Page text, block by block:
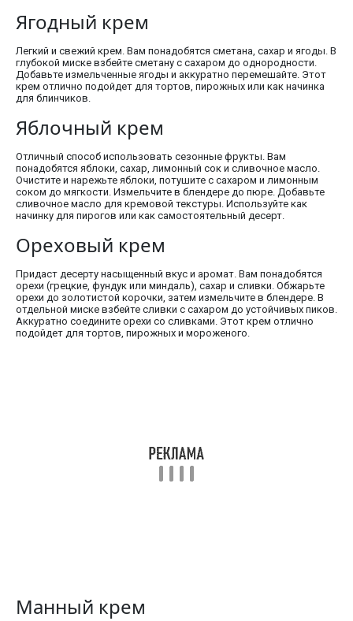
Ягодный крем
Легкий и свежий крем. Вам понадобятся сметана, сахар и ягоды. В
глубокой миске взбейте сметану с сахаром до однородности.
Добавьте измельченные ягоды и аккуратно перемешайте. Этот
крем отлично подойдет для тортов, пирожных или как начинка
для блинчиков.
Яблочный крем
Отличный способ использовать сезонные фрукты. Вам
понадобятся яблоки, сахар, лимонный сок и сливочное масло.
Очистите и нарежьте яблоки, потушите с сахаром и лимонным
соком до мягкости. Измельчите в блендере до пюре. Добавьте
сливочное масло для кремовой текстуры. Используйте как
начинку для пирогов или как самостоятельный десерт.
Ореховый крем
Придаст десерту насыщенный вкус и аромат. Вам понадобятся
орехи (грецкие, фундук или миндаль), сахар и сливки. Обжарьте
орехи до золотистой корочки, затем измельчите в блендере. В
отдельной миске взбейте сливки с сахаром до устойчивых пиков.
Аккуратно соедините орехи со сливками. Этот крем отлично
подойдет для тортов, пирожных и мороженого.
Манный крем